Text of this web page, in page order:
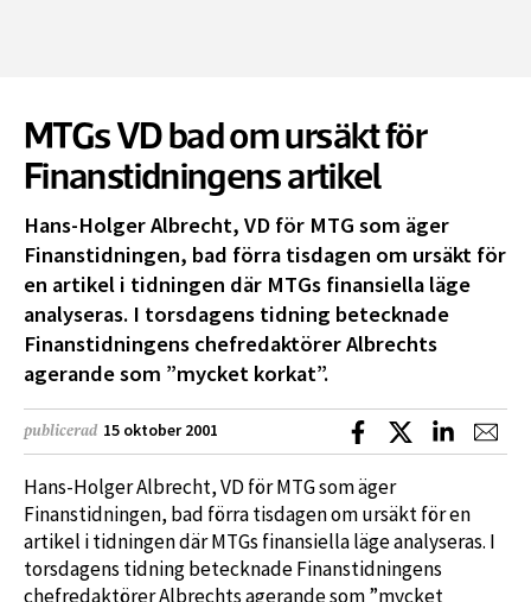
MTGs VD bad om ursäkt för
Finanstidningens artikel
Hans-Holger Albrecht, VD för MTG som äger
Finanstidningen, bad förra tisdagen om ursäkt för
en artikel i tidningen där MTGs finansiella läge
analyseras. I torsdagens tidning betecknade
Finanstidningens chefredaktörer Albrechts
agerande som ”mycket korkat”.
publicerad 15 oktober 2001 Dela på Facebook
Dela på XDela på
Hans-Holger Albrecht, VD för MTG som äger
Finanstidningen, bad förra tisdagen om ursäkt för en
artikel i tidningen där MTGs finansiella läge analyseras. I
torsdagens tidning betecknade Finanstidningens
chefredaktörer Albrechts agerande som ”mycket